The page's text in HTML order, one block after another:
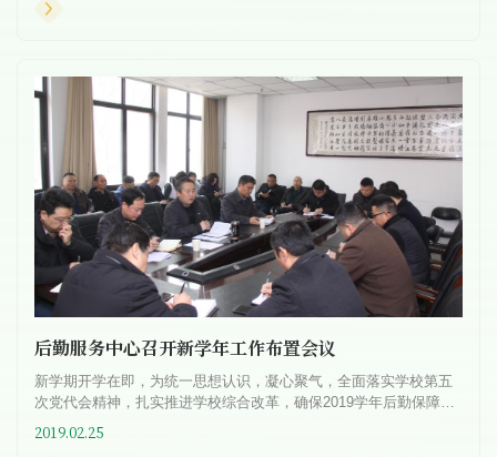
后勤服务中心召开新学年工作布置会议
新学期开学在即，为统一思想认识，凝心聚气，全面落实学校第五
次党代会精神，扎实推进学校综合改革，确保2019学年后勤保障工
新...
2019.02.25